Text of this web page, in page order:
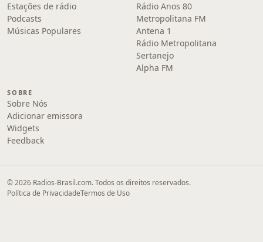
Estações de rádio
Podcasts
Músicas Populares
Rádio Anos 80
Metropolitana FM
Antena 1
Rádio Metropolitana
Sertanejo
Alpha FM
SOBRE
Sobre Nós
Adicionar emissora
Widgets
Feedback
© 2026 Radios-Brasil.com. Todos os direitos reservados.
Política de PrivacidadeTermos de Uso